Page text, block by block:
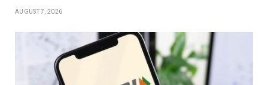
AUGUST 7, 2026